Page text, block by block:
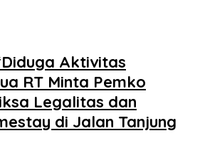
Aktivitas
RT Minta Pemko
Legalitas dan
di Jalan Tanjung